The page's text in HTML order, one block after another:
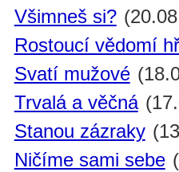
Všimneš si?
Rostoucí vědomí
Svatí mužové
Trvalá a věčná
Stanou zázraky
Ničíme sami sebe